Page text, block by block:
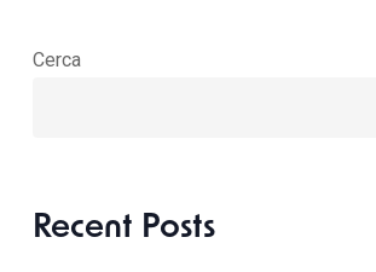
Cerca
Recent Posts